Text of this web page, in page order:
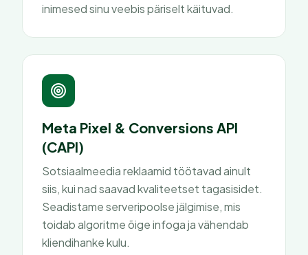
inimesed sinu veebis päriselt käituvad.
Meta Pixel & Conversions API
(CAPI)
Sotsiaalmeedia reklaamid töötavad ainult
siis, kui nad saavad kvaliteetset tagasisidet.
Seadistame serveripoolse jälgimise, mis
toidab algoritme õige infoga ja vähendab
kliendihanke kulu.